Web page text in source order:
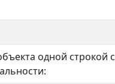
одной строкой с